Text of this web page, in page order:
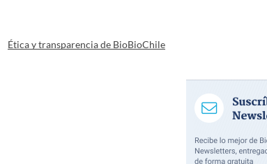
Ética y transparencia de BioBioChile